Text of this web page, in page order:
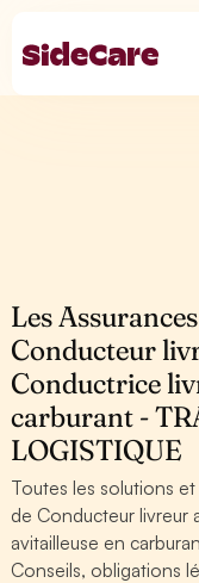
Les
Conducteur
Conductrice
carburant -
LOGISTIQUE
Toutes les solutions
de Conducteur livreur
avitailleuse en
Conseils, obligations